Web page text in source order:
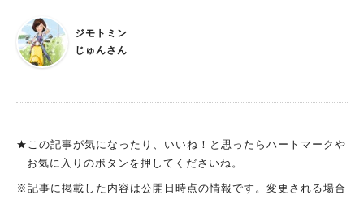
◆「おたからや」（買い取り） 【クリニック】 ◆「はるのひ内
科」（歯科） ※2023年4月1日オープン予定 ◆「すこやか歯科」
※2023年春オープン予定 オープンまで一ヶ月弱！楽しみすぎ
けでもとっても楽しみ。 オープンしたらぜひぜひ施設の中もご
す。 とても素敵✨✨ ガトーショコラと、ティラミスをいただき
ました。どちらも甘すぎず、めっちゃ美味しい！ そしてお皿も
素敵で、お料理が映える！ フレンチアンティークの家具とい
ジモトミン
じゅんさん
★この記事が気になったり、いいね！と思ったらハートマークや
お気に入りのボタンを押してくださいね。
※記事に掲載した内容は公開日時点の情報です。変更される場合